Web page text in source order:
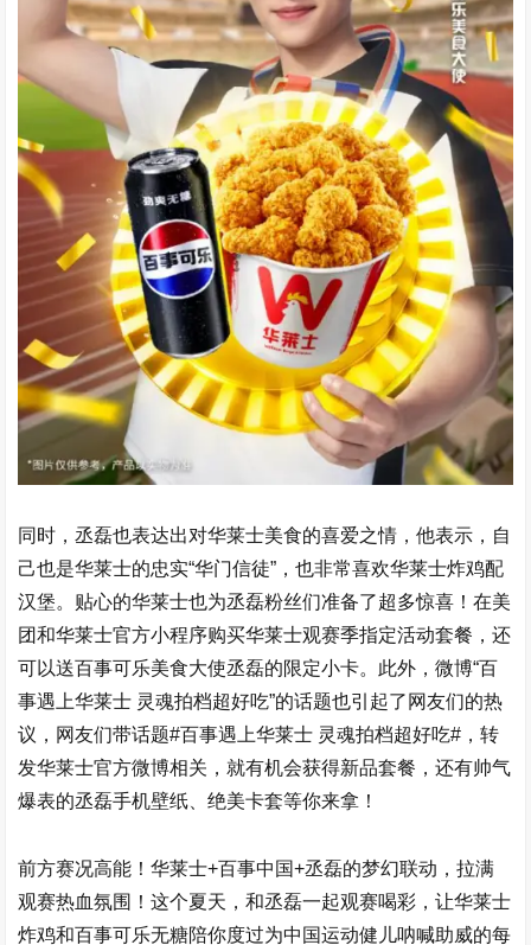
同时，丞磊也表达出对华莱士美食的喜爱之情，他表示，自
己也是华莱士的忠实“华门信徒”，也非常喜欢华莱士炸鸡配
汉堡。贴心的华莱士也为丞磊粉丝们准备了超多惊喜！在美
团和华莱士官方小程序购买华莱士观赛季指定活动套餐，还
可以送百事可乐美食大使丞磊的限定小卡。此外，微博“百
事遇上华莱士 灵魂拍档超好吃”的话题也引起了网友们的热
议，网友们带话题#百事遇上华莱士 灵魂拍档超好吃#，转
发华莱士官方微博相关，就有机会获得新品套餐，还有帅气
爆表的丞磊手机壁纸、绝美卡套等你来拿！
前方赛况高能！华莱士+百事中国+丞磊的梦幻联动，拉满
观赛热血氛围！这个夏天，和丞磊一起观赛喝彩，让华莱士
炸鸡和百事可乐无糖陪你度过为中国运动健儿呐喊助威的每